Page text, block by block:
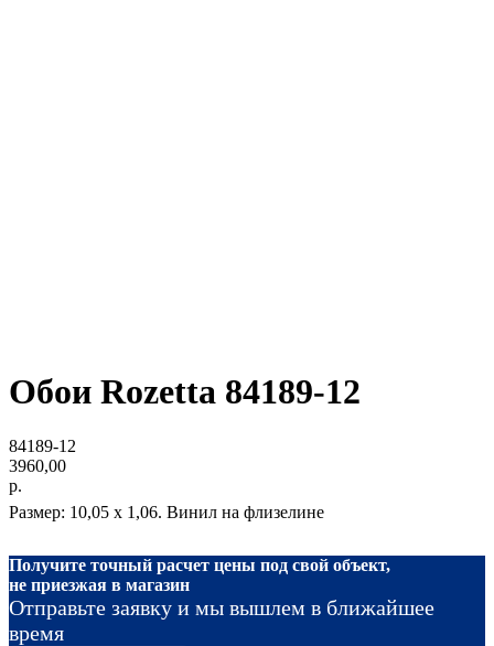
Обои Rozetta 84189-12
84189-12
3960,00
р.
Размер: 10,05 х 1,06. Винил на флизелине
Получите точный расчет цены под свой объект,
не приезжая в магазин
Отправьте заявку и мы вышлем в ближайшее
время